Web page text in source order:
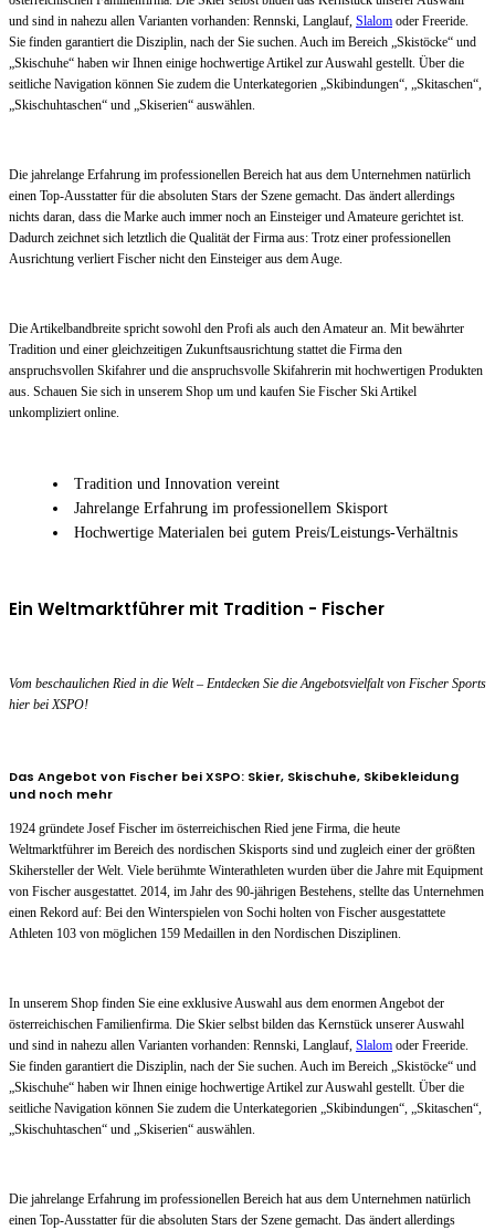
und sind in nahezu allen Varianten vorhanden: Rennski, Langlauf, Slalom oder Freeride.
Sie finden garantiert die Disziplin, nach der Sie suchen. Auch im Bereich „Skistöcke“ und
„Skischuhe“ haben wir Ihnen einige hochwertige Artikel zur Auswahl gestellt. Über die
seitliche Navigation können Sie zudem die Unterkategorien „Skibindungen“, „Skitaschen“,
„Skischuhtaschen“ und „Skiserien“ auswählen.
Die jahrelange Erfahrung im professionellen Bereich hat aus dem Unternehmen natürlich
einen Top-Ausstatter für die absoluten Stars der Szene gemacht. Das ändert allerdings
nichts daran, dass die Marke auch immer noch an Einsteiger und Amateure gerichtet ist.
Dadurch zeichnet sich letztlich die Qualität der Firma aus: Trotz einer professionellen
Ausrichtung verliert Fischer nicht den Einsteiger aus dem Auge.
Die Artikelbandbreite spricht sowohl den Profi als auch den Amateur an. Mit bewährter
Tradition und einer gleichzeitigen Zukunftsausrichtung stattet die Firma den
anspruchsvollen Skifahrer und die anspruchsvolle Skifahrerin mit hochwertigen Produkten
aus. Schauen Sie sich in unserem Shop um und kaufen Sie Fischer Ski Artikel
unkompliziert online.
Tradition und Innovation vereint
Jahrelange Erfahrung im professionellem Skisport
Hochwertige Materialen bei gutem Preis/Leistungs-Verhältnis
Ein Weltmarktführer mit Tradition - Fischer
Vom beschaulichen Ried in die Welt – Entdecken Sie die Angebotsvielfalt von Fischer Sports
hier bei XSPO!
Das Angebot von Fischer bei XSPO: Skier, Skischuhe, Skibekleidung
und noch mehr
1924 gründete Josef Fischer im österreichischen Ried jene Firma, die heute
Weltmarktführer im Bereich des nordischen Skisports sind und zugleich einer der größten
Skihersteller der Welt. Viele berühmte Winterathleten wurden über die Jahre mit Equipment
von Fischer ausgestattet. 2014, im Jahr des 90-jährigen Bestehens, stellte das Unternehmen
einen Rekord auf: Bei den Winterspielen von Sochi holten von Fischer ausgestattete
Athleten 103 von möglichen 159 Medaillen in den Nordischen Disziplinen.
In unserem Shop finden Sie eine exklusive Auswahl aus dem enormen Angebot der
österreichischen Familienfirma. Die Skier selbst bilden das Kernstück unserer Auswahl
und sind in nahezu allen Varianten vorhanden: Rennski, Langlauf, Slalom oder Freeride.
Sie finden garantiert die Disziplin, nach der Sie suchen. Auch im Bereich „Skistöcke“ und
„Skischuhe“ haben wir Ihnen einige hochwertige Artikel zur Auswahl gestellt. Über die
seitliche Navigation können Sie zudem die Unterkategorien „Skibindungen“, „Skitaschen“,
„Skischuhtaschen“ und „Skiserien“ auswählen.
Die jahrelange Erfahrung im professionellen Bereich hat aus dem Unternehmen natürlich
einen Top-Ausstatter für die absoluten Stars der Szene gemacht. Das ändert allerdings